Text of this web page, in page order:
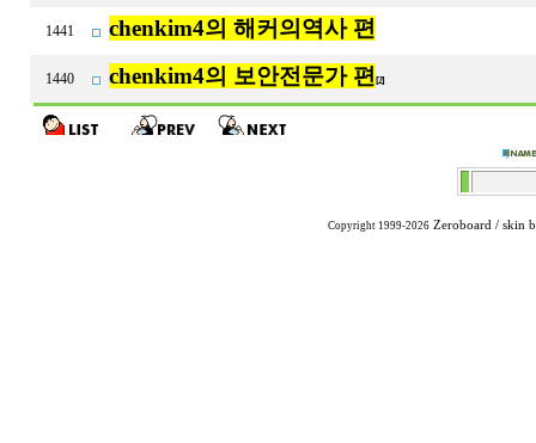
1441 chenkim4의 해커의역사 편
1440 chenkim4의 보안전문가 편 [2]
Copyright 1999-2026 Zeroboard / skin